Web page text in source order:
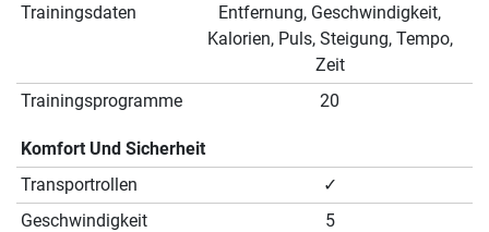
Trainingsdaten
Entfernung, Geschwindigkeit,
Kalorien, Puls, Steigung, Tempo,
Zeit
Trainingsprogramme
20
Komfort Und Sicherheit
Transportrollen
✓
Geschwindigkeit
5